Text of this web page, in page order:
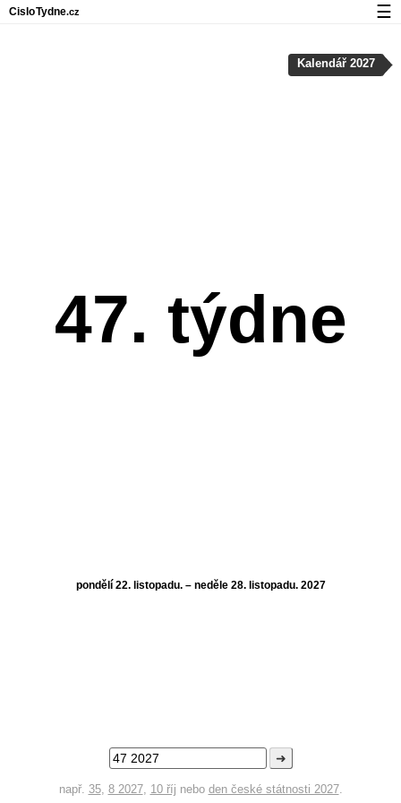
47. týdne
pondělí 22. listopadu. – neděle 28. listopadu. 2027
➜
např. 35, 8 2027, 10 říj nebo den české státnosti 2027.
Kalendář 2027
CisloTydne.cz ☰